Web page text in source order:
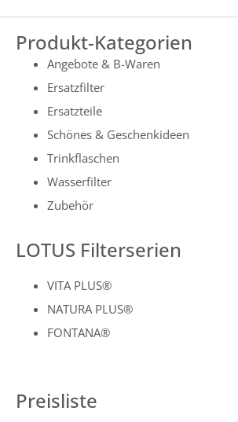
Produkt-Kategorien
Angebote & B-Waren
Ersatzfilter
Ersatzteile
Schönes & Geschenkideen
Trinkflaschen
Wasserfilter
Zubehör
LOTUS Filterserien
VITA PLUS®
NATURA PLUS®
FONTANA®
Preisliste